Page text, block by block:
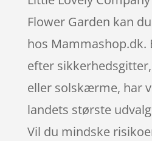
Flower Garden kan
hos Mammashop.dk.
efter
eller solskærme, har
landets største
Vil du mindske